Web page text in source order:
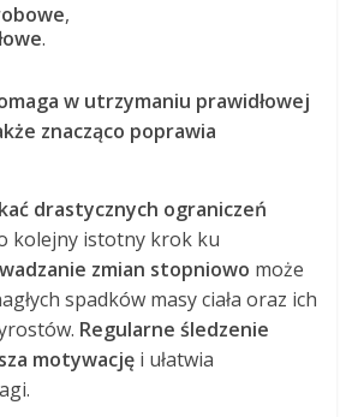
,
.
w utrzymaniu prawidłowej
znacząco poprawia
drastycznych ograniczeń
kolejny istotny krok ku
zmian stopniowo może
spadków masy ciała oraz ich
Regularne śledzenie
motywację i ułatwia